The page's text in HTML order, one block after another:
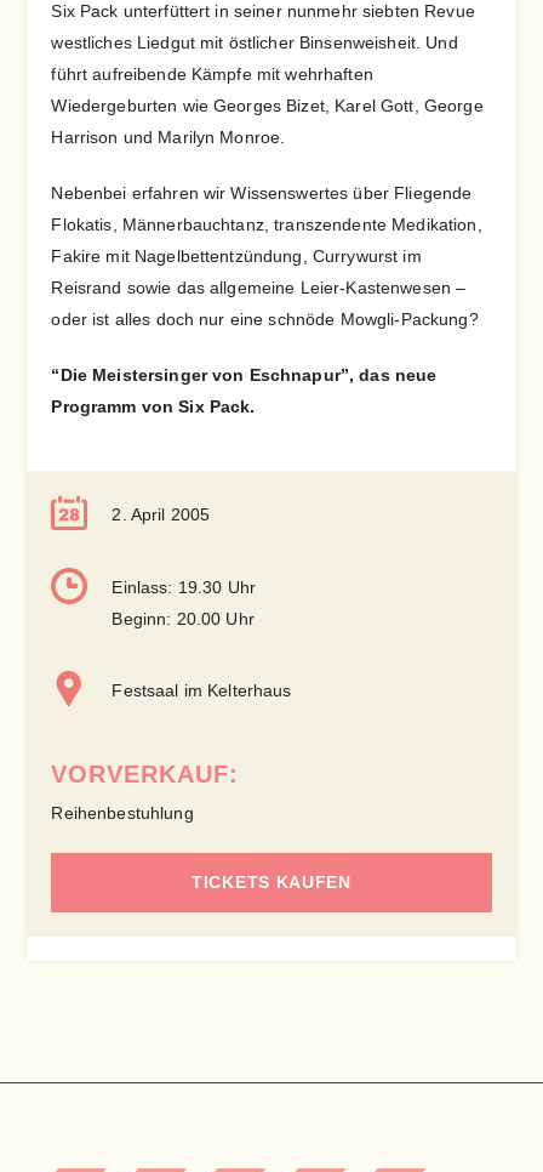
Six Pack unterfüttert in seiner nunmehr siebten Revue
westliches Liedgut mit östlicher Binsenweisheit. Und
führt aufreibende Kämpfe mit wehrhaften
Wiedergeburten wie Georges Bizet, Karel Gott, George
Harrison und Marilyn Monroe.
Nebenbei erfahren wir Wissenswertes über Fliegende
Flokatis, Männerbauchtanz, transzendente Medikation,
Fakire mit Nagelbettentzündung, Currywurst im
Reisrand sowie das allgemeine Leier-Kastenwesen –
oder ist alles doch nur eine schnöde Mowgli-Packung?
“Die Meistersinger von Eschnapur”, das neue
Programm von Six Pack.
2. April 2005
Einlass: 19.30 Uhr
Beginn: 20.00 Uhr
Festsaal im Kelterhaus
VORVERKAUF:
Reihenbestuhlung
TICKETS KAUFEN